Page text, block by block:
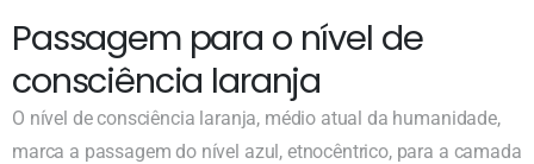
Passagem para o nível de
consciência laranja
O nível de consciência laranja, médio atual da humanidade,
marca a passagem do nível azul, etnocêntrico, para a camada